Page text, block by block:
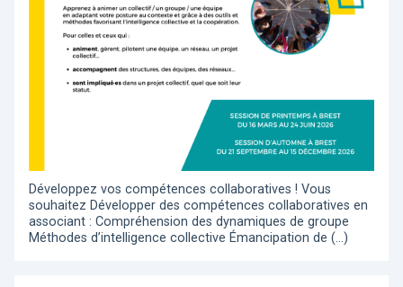
Développez vos compétences collaboratives ! Vous
souhaitez Développer des compétences collaboratives en
associant : Compréhension des dynamiques de groupe
Méthodes d’intelligence collective Émancipation de (…)